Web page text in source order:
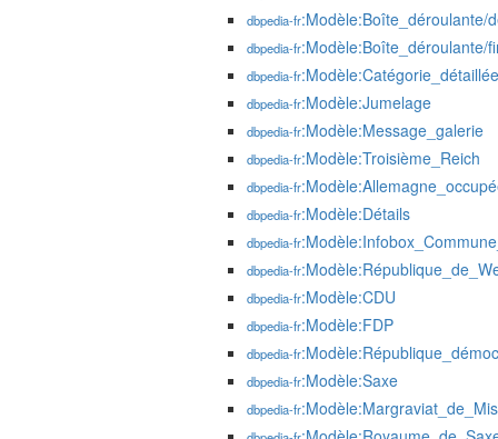
dbpedia-fr:Modèle:Boîte_déroulante/
dbpedia-fr:Modèle:Boîte_déroulante/
dbpedia-fr:Modèle:Catégorie_détaillée
dbpedia-fr:Modèle:Jumelage
dbpedia-fr:Modèle:Message_galerie
dbpedia-fr:Modèle:Troisième_Reich
dbpedia-fr
dbpedia-fr:Modèle:Détails
dbpedia-fr
dbpedia-fr
dbpedia-fr:Modèle:CDU
dbpedia-fr:Modèle:FDP
dbpedia-fr
dbpedia-fr:Modèle:Saxe
dbpedia-fr